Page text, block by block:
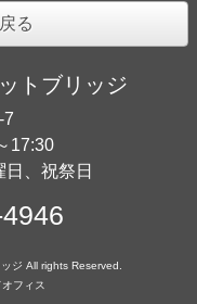
る
トブリッジ
7
17:30
日、祝祭日
ジ All rights Reserved.
フィス